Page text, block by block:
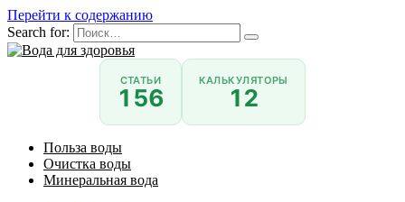
Перейти к содержанию
Search for:
СТАТЬИ
156
КАЛЬКУЛЯТОРЫ
12
Польза воды
Очистка воды
Минеральная вода